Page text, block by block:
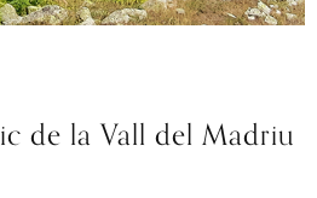
de la Vall del Madriu